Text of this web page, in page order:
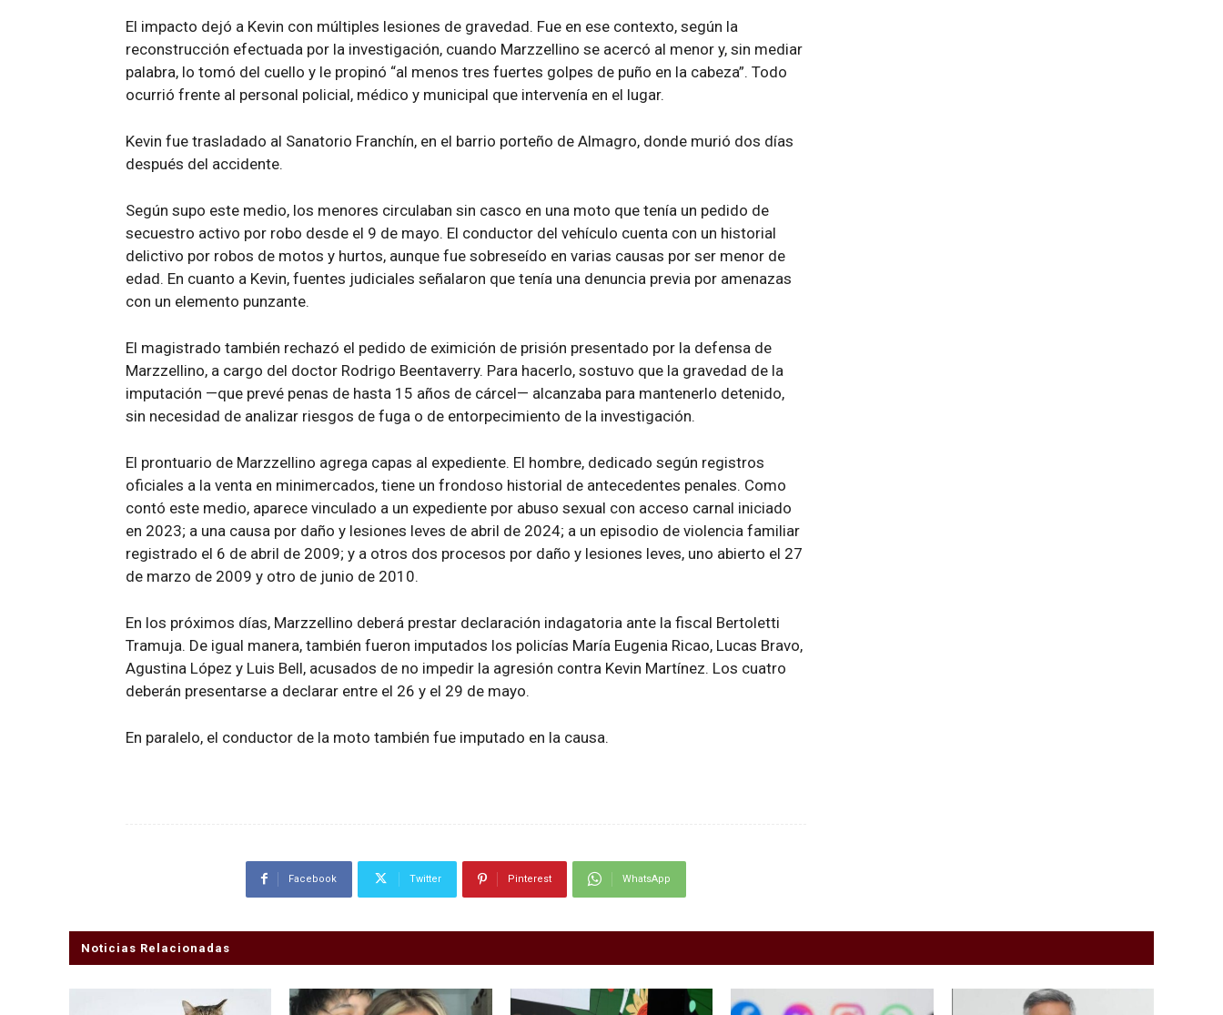
El impacto dejó a Kevin con múltiples lesiones de gravedad. Fue en ese contexto, según la
reconstrucción efectuada por la investigación, cuando Marzzellino se acercó al menor y, sin mediar
palabra, lo tomó del cuello y le propinó “al menos tres fuertes golpes de puño en la cabeza”. Todo
ocurrió frente al personal policial, médico y municipal que intervenía en el lugar.
Kevin fue trasladado al Sanatorio Franchín, en el barrio porteño de Almagro, donde murió dos días
después del accidente.
Según supo este medio, los menores circulaban sin casco en una moto que tenía un pedido de
secuestro activo por robo desde el 9 de mayo. El conductor del vehículo cuenta con un historial
delictivo por robos de motos y hurtos, aunque fue sobreseído en varias causas por ser menor de
edad. En cuanto a Kevin, fuentes judiciales señalaron que tenía una denuncia previa por amenazas
con un elemento punzante.
El magistrado también rechazó el pedido de eximición de prisión presentado por la defensa de
Marzzellino, a cargo del doctor Rodrigo Beentaverry. Para hacerlo, sostuvo que la gravedad de la
imputación —que prevé penas de hasta 15 años de cárcel— alcanzaba para mantenerlo detenido,
sin necesidad de analizar riesgos de fuga o de entorpecimiento de la investigación.
El prontuario de Marzzellino agrega capas al expediente. El hombre, dedicado según registros
oficiales a la venta en minimercados, tiene un frondoso historial de antecedentes penales. Como
contó este medio, aparece vinculado a un expediente por abuso sexual con acceso carnal iniciado
en 2023; a una causa por daño y lesiones leves de abril de 2024; a un episodio de violencia familiar
registrado el 6 de abril de 2009; y a otros dos procesos por daño y lesiones leves, uno abierto el 27
de marzo de 2009 y otro de junio de 2010.
En los próximos días, Marzzellino deberá prestar declaración indagatoria ante la fiscal Bertoletti
Tramuja. De igual manera, también fueron imputados los policías María Eugenia Ricao, Lucas Bravo,
Agustina López y Luis Bell, acusados de no impedir la agresión contra Kevin Martínez. Los cuatro
deberán presentarse a declarar entre el 26 y el 29 de mayo.
En paralelo, el conductor de la moto también fue imputado en la causa.
Facebook Twitter Pinterest WhatsApp
Noticias Relacionadas